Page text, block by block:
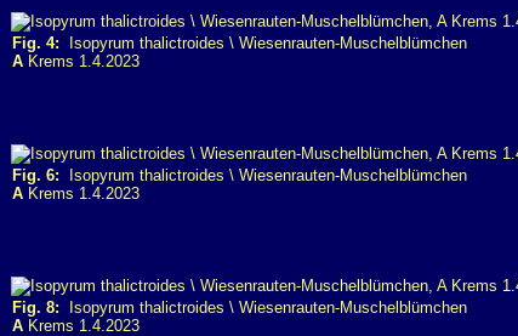
Fig. 4: Isopyrum thalictroides \ Wiesenrauten-Muschelblümchen
A Krems 1.4.2023
Fig. 6: Isopyrum thalictroides \ Wiesenrauten-Muschelblümchen
A Krems 1.4.2023
Fig. 8: Isopyrum thalictroides \ Wiesenrauten-Muschelblümchen
A Krems 1.4.2023